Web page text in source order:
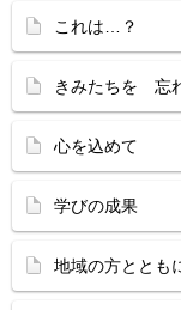
これは…？
きみたちを 忘
心を込めて
学びの成果
地域の方ととも